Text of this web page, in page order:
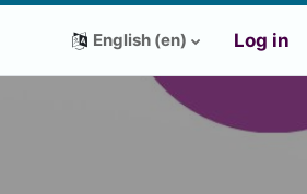
English ‎(en)‎ Log in